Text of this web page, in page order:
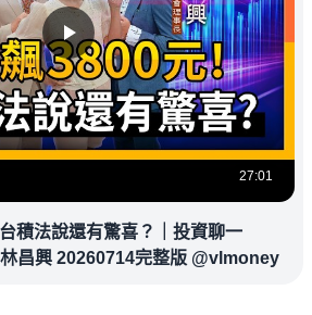
27:01
積法說還有驚喜？｜投資聊一
昌興 20260714完整版 @vlmoney